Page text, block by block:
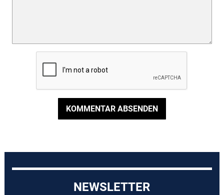
KOMMENTAR ABSENDEN
NEWSLETTER